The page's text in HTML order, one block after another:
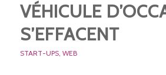
VÉHICULE
S’EFFACENT
START-UPS, WEB